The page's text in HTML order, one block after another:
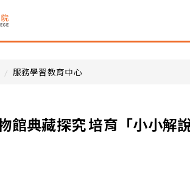
服務學習教育中心
館典藏探究 培育「小小解